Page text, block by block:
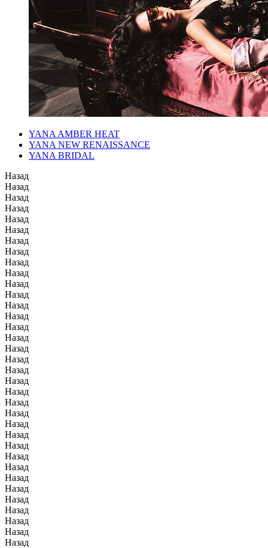
YANA AMBER HEAT
YANA NEW RENAISSANCE
YANA BRIDAL
Назад
Назад
Назад
Назад
Назад
Назад
Назад
Назад
Назад
Назад
Назад
Назад
Назад
Назад
Назад
Назад
Назад
Назад
Назад
Назад
Назад
Назад
Назад
Назад
Назад
Назад
Назад
Назад
Назад
Назад
Назад
Назад
Назад
Назад
Назад